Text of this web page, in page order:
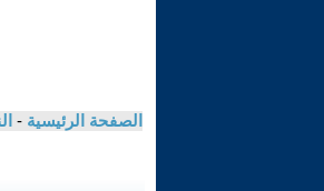
الصفحة الرئيسية -